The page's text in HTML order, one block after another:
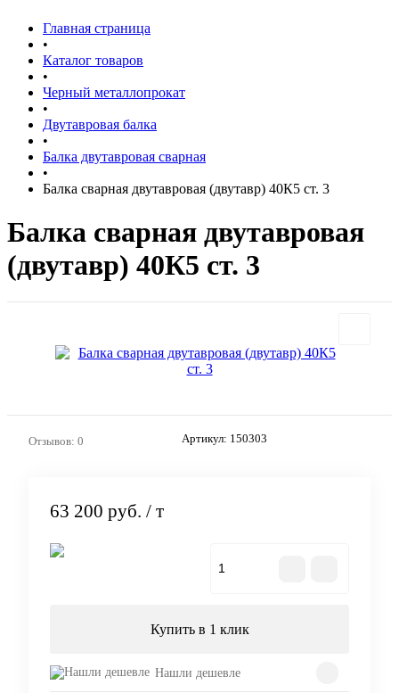
Главная страница
•
Каталог товаров
•
Черный металлопрокат
•
Двутавровая балка
•
Балка двутавровая сварная
•
Балка сварная двутавровая (двутавр) 40К5 ст. 3
Балка сварная двутавровая
(двутавр) 40К5 ст. 3
Отзывов: 0 Артикул: 150303
63 200 руб. / т
Купить в 1 клик
Нашли дешевле